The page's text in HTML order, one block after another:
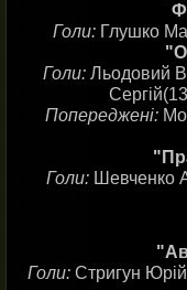
Голи: Глушко
Голи: Льодовий
Попереджені:
Голи: Шевченко
Голи: Стригун